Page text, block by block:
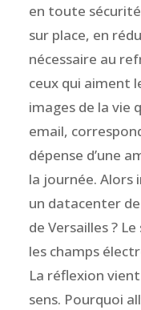
en toute
sur place, en
nécessaire au
ceux qui aiment
images de la vie
email,
dépense d’une
la journée. Alors
un datacenter
de Versailles ?
les champs
La réflexion
sens. Pourquoi